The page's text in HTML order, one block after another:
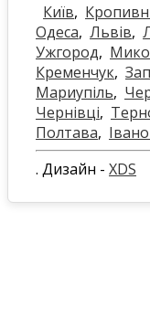
Київ,
Одеса, Львів,
Ужгород,
Кременчук,
Мариупіль,
Чернівці,
Полтава,
. Дизайн - XDS